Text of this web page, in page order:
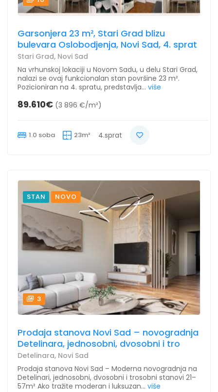
Garsonjera 23 m², Stari Grad blizu
bulevara Oslobodjenja, Novi Sad, 4. sprat
Stari Grad, Novi Sad
Na vrhunskoj lokaciji u Novom Sadu, u delu Stari Grad,
nalazi se ovaj funkcionalan stan površine 23 m².
Pozicioniran na 4. spratu, predstavlja... više
89.610€ (3 896 €/m²)
1.0 soba 23m² 4.sprat
STAN NOVO
3
Prodaja stanova Novi Sad – novogradnja
Detelinara, jednosobni, dvosobni i tro
Detelinara, Novi Sad
Prodaja stanova Novi Sad – Moderna novogradnja na
Detelinari, jednosobni, dvosobni i trosobni stanovi 21–
57m² Ako tražite moderan i luksuzan... više